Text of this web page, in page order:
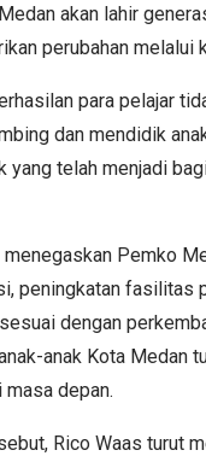
akan lahir
perubahan melalui
para pelajar
dan mendidik
yang telah menjadi
Pemko
peningkatan fasilitas
dengan
anak Kota Medan
depan.
Rico Waas turut